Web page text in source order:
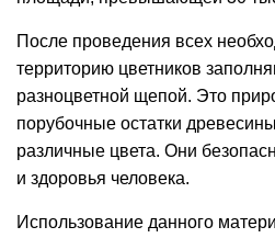
После проведения всех
территорию цветников
разноцветной щепой. Это
порубочные остатки
различные цвета. Они
и здоровья человека.
Использование данного